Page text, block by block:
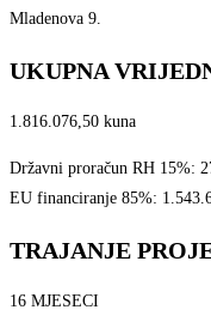
Mladenova 9.
UKUPNA
1.816.076,50 kuna
Državni proračun RH 15%:
EU financiranje 85%:
TRAJANJE
16 MJESECI